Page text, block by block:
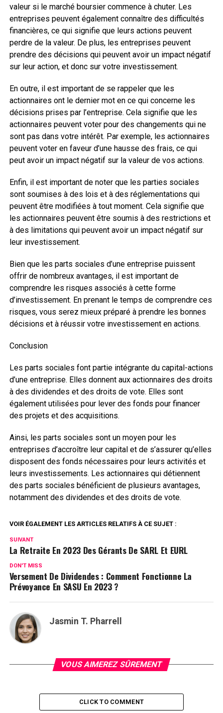
valeur si le marché boursier commence à chuter. Les
entreprises peuvent également connaître des difficultés
financières, ce qui signifie que leurs actions peuvent
perdre de la valeur. De plus, les entreprises peuvent
prendre des décisions qui peuvent avoir un impact négatif
sur leur action, et donc sur votre investissement.
En outre, il est important de se rappeler que les
actionnaires ont le dernier mot en ce qui concerne les
décisions prises par l’entreprise. Cela signifie que les
actionnaires peuvent voter pour des changements qui ne
sont pas dans votre intérêt. Par exemple, les actionnaires
peuvent voter en faveur d’une hausse des frais, ce qui
peut avoir un impact négatif sur la valeur de vos actions.
Enfin, il est important de noter que les parties sociales
sont soumises à des lois et à des réglementations qui
peuvent être modifiées à tout moment. Cela signifie que
les actionnaires peuvent être soumis à des restrictions et
à des limitations qui peuvent avoir un impact négatif sur
leur investissement.
Bien que les parts sociales d’une entreprise puissent
offrir de nombreux avantages, il est important de
comprendre les risques associés à cette forme
d’investissement. En prenant le temps de comprendre ces
risques, vous serez mieux préparé à prendre les bonnes
décisions et à réussir votre investissement en actions.
Conclusion
Les parts sociales font partie intégrante du capital-actions
d’une entreprise. Elles donnent aux actionnaires des droits
à des dividendes et des droits de vote. Elles sont
également utilisées pour lever des fonds pour financer
des projets et des acquisitions.
Ainsi, les parts sociales sont un moyen pour les
entreprises d’accroître leur capital et de s’assurer qu’elles
disposent des fonds nécessaires pour leurs activités et
leurs investissements. Les actionnaires qui détiennent
des parts sociales bénéficient de plusieurs avantages,
notamment des dividendes et des droits de vote.
VOIR ÉGALEMENT LES ARTICLES RELATIFS À CE SUJET :
SUIVANT
La Retraite En 2023 Des Gérants De SARL Et EURL
DON'T MISS
Versement De Dividendes : Comment Fonctionne La
Prévoyance En SASU En 2023 ?
Jasmin T. Pharrell
VOUS AIMEREZ SÛREMENT
CLICK TO COMMENT